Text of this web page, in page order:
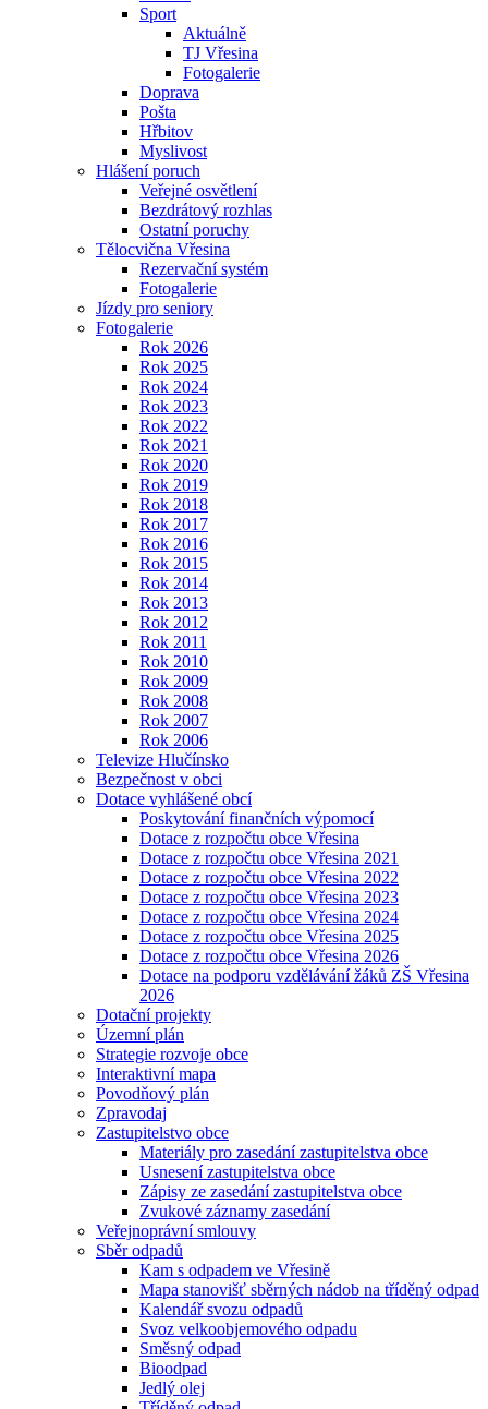
Sport
Aktuálně
TJ Vřesina
Fotogalerie
Doprava
Pošta
Hřbitov
Myslivost
Hlášení poruch
Veřejné osvětlení
Bezdrátový rozhlas
Ostatní poruchy
Tělocvična Vřesina
Rezervační systém
Fotogalerie
Jízdy pro seniory
Fotogalerie
Rok 2026
Rok 2025
Rok 2024
Rok 2023
Rok 2022
Rok 2021
Rok 2020
Rok 2019
Rok 2018
Rok 2017
Rok 2016
Rok 2015
Rok 2014
Rok 2013
Rok 2012
Rok 2011
Rok 2010
Rok 2009
Rok 2008
Rok 2007
Rok 2006
Televize Hlučínsko
Bezpečnost v obci
Dotace vyhlášené obcí
Poskytování finančních výpomocí
Dotace z rozpočtu obce Vřesina
Dotace z rozpočtu obce Vřesina 2021
Dotace z rozpočtu obce Vřesina 2022
Dotace z rozpočtu obce Vřesina 2023
Dotace z rozpočtu obce Vřesina 2024
Dotace z rozpočtu obce Vřesina 2025
Dotace z rozpočtu obce Vřesina 2026
Dotace na podporu vzdělávání žáků ZŠ Vřesina
2026
Dotační projekty
Územní plán
Strategie rozvoje obce
Interaktivní mapa
Povodňový plán
Zpravodaj
Zastupitelstvo obce
Materiály pro zasedání zastupitelstva obce
Usnesení zastupitelstva obce
Zápisy ze zasedání zastupitelstva obce
Zvukové záznamy zasedání
Veřejnoprávní smlouvy
Sběr odpadů
Kam s odpadem ve Vřesině
Mapa stanovišť sběrných nádob na tříděný odpad
Kalendář svozu odpadů
Svoz velkoobjemového odpadu
Směsný odpad
Bioodpad
Jedlý olej